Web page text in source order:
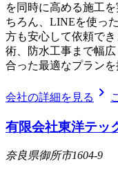
を同時に高める施工
ちろん、LINEを使っ
方も安心して依頼で
術、防水工事まで幅
合った最適なプランを
会社の詳細を見る chevron_right
有限会社東洋テッ
奈良県御所市1604-9